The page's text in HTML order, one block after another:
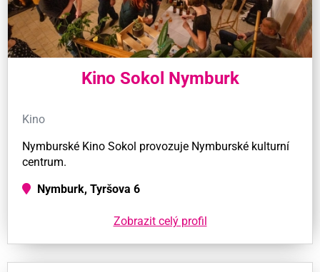
Kino Sokol Nymburk
Kino
Nymburské Kino Sokol provozuje Nymburské kulturní
centrum.
Nymburk, Tyršova 6
Zobrazit celý profil